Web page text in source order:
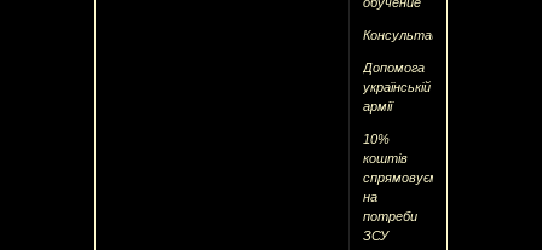
Консультація
Допомога
українській
армії
10%
коштів
спрямовуємо
на
потреби
ЗСУ